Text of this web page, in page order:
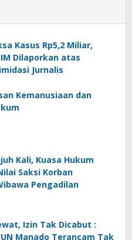
Kasus Rp5,2 Miliar,
Dilaporkan atas
Jurnalis
Kemanusiaan dan
Kali, Kuasa Hukum
Saksi Korban
Pengadilan
Izin Tak Dicabut :
Manado Terancam Tak